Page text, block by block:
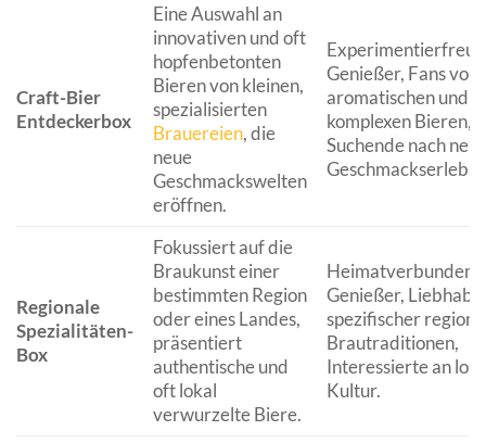
Craft-Bier
Entdeckerbox
Eine Auswahl an
innovativen und oft
hopfenbetonten
Bieren von kleinen,
spezialisierten
Brauereien, die
neue
Geschmackswelten
eröffnen.
Genießer, Fans von
aromatischen und
komplexen Bieren,
Suchende nach
Regionale
Spezialitäten-
Box
Fokussiert auf die
Braukunst einer
bestimmten Region
oder eines Landes,
präsentiert
authentische und
oft lokal
verwurzelte Biere.
Heimatverbundene
Genießer,
spezifischer
Brautraditionen,
Interessierte an
Kultur.